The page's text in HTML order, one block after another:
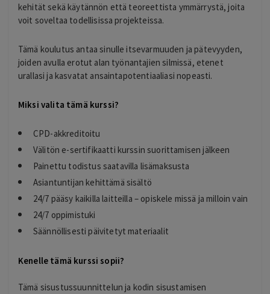
kehität sekä käytännön että teoreettista ymmärrystä, joita
voit soveltaa todellisissa projekteissa.
Tämä koulutus antaa sinulle itsevarmuuden ja pätevyyden,
joiden avulla erotut alan työnantajien silmissä, etenet
urallasi ja kasvatat ansaintapotentiaaliasi nopeasti.
Miksi valita tämä kurssi?
CPD-akkreditoitu
Välitön e-sertifikaatti kurssin suorittamisen jälkeen
Painettu todistus saatavilla lisämaksusta
Asiantuntijan kehittämä sisältö
24/7 pääsy kaikilla laitteilla – opiskele missä ja milloin vain
24/7 oppimistuki
Säännöllisesti päivitetyt materiaalit
Kenelle tämä kurssi sopii?
Tämä sisustussuunnittelun ja kodin sisustamisen